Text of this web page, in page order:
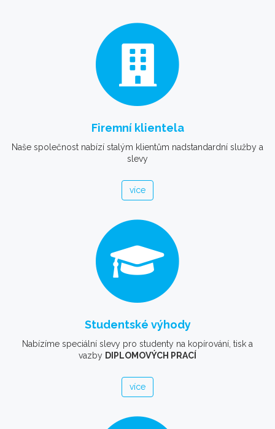
Firemní klientela
Naše společnost nabízí stalým klientům nadstandardní služby a
slevy
více
Studentské výhody
Nabízíme speciální slevy pro studenty na kopírování, tisk a
vazby DIPLOMOVÝCH PRACÍ
více